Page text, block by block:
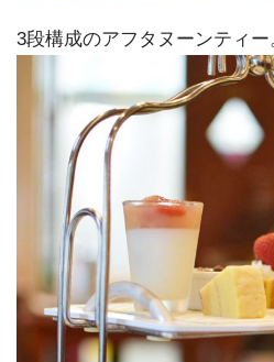
3段構成のアフタヌーンティー